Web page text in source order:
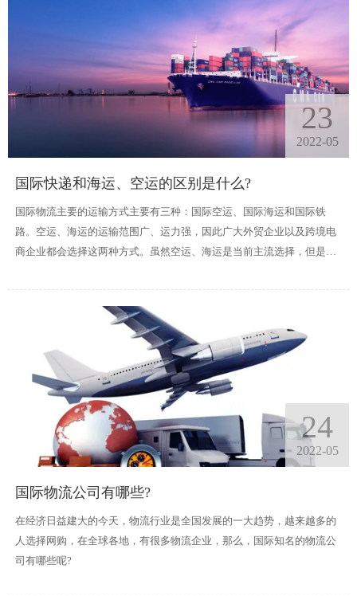
23
2022-05
国际快递和海运、空运的区别是什么?
国际物流主要的运输方式主要有三种：国际空运、国际海运和国际铁
路。空运、海运的运输范围广、运力强，因此广大外贸企业以及跨境电
商企业都会选择这两种方式。虽然空运、海运是当前主流选择，但是两
24
2022-05
国际物流公司有哪些?
在经济日益建大的今天，物流行业是全国发展的一大趋势，越来越多的
人选择网购，在全球各地，有很多物流企业，那么，国际知名的物流公
司有哪些呢?